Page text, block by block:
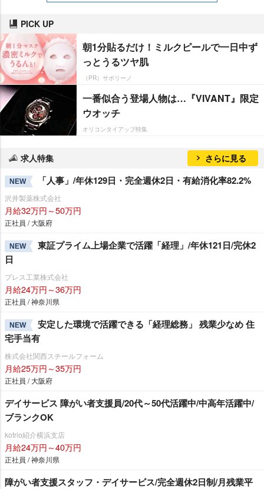
PICK UP
朝1分貼るだけ！ミルクピールで一日中ず
っとうるツヤ肌
（PR）サボリーノ
一番似合う登場人物は…『VIVANT』限定
ウオッチ
オリコンタイアップ特集
求人特集 さらに見る
NEW 「人事」/年休129日・完全週休2日・有給消化率82.2%
沢井製薬株式会社
月給32万円～50万円
正社員 / 大阪府
NEW
東証プライム上場企業で活躍「経理」/年休121日/完休2
日
プレス工業株式会社
月給24万円～36万円
正社員 / 神奈川県
NEW
安定した環境で活躍できる「経理総務」 残業少なめ 住
宅手当有
株式会社関西スチールフォーム
月給25万円～35万円
正社員 / 大阪府
デイサービス 障がい者支援員/20代～50代活躍中/中高年活躍中/
ブランクOK
kotrio紹介横浜支店
月給24万円～40万円
正社員 / 神奈川県
障がい者支援スタッフ・デイサービス/完全週休2日制/月残業平